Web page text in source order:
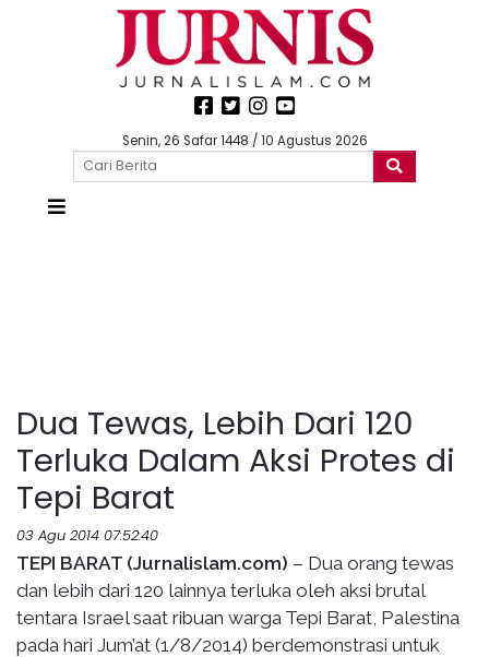
Senin, 26 Safar 1448 / 10 Agustus 2026
Dua Tewas, Lebih Dari 120
Terluka Dalam Aksi Protes di
Tepi Barat
03 Agu 2014 07:52:40
TEPI BARAT (Jurnalislam.com) – Dua orang tewas
dan lebih dari 120 lainnya terluka oleh aksi brutal
tentara Israel saat ribuan warga Tepi Barat, Palestina
pada hari Jum’at (1/8/2014) berdemonstrasi untuk